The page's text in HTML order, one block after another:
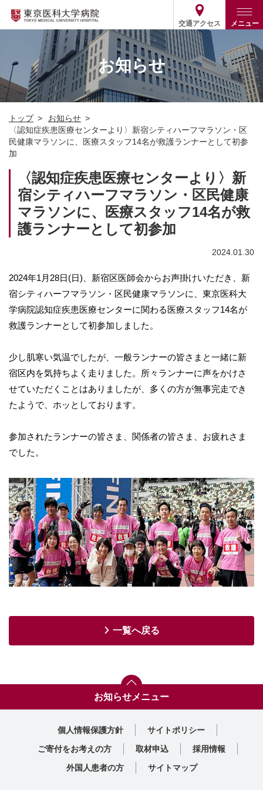
交通アクセス メニュー
トップ
外来・入院案内
外来
入院
患者支援・相談窓口
各種ご案内
診療部門案内
診療部門案内一覧
医師・歯科医師等情報検索
病院案内
基本情報
統計・データ・情報公開
外部評価
医療関係の方
医療連携
その他 03-3342-6111(代表)
お知らせ
トップ
お知らせ
〈認知症疾患医療センターより〉新宿シティハーフマラソン・区
民健康マラソンに、医療スタッフ14名が救護ランナーとして初参
加
〈認知症疾患医療センターより〉新
宿シティハーフマラソン・区民健康
マラソンに、医療スタッフ14名が救
護ランナーとして初参加
2024.01.30
2024年1月28日(日)、新宿区医師会からお声掛けいただき、新
宿シティハーフマラソン・区民健康マラソンに、東京医科大
学病院認知症疾患医療センターに関わる医療スタッフ14名が
救護ランナーとして初参加しました。
少し肌寒い気温でしたが、一般ランナーの皆さまと一緒に新
宿区内を気持ちよく走りました。所々ランナーに声をかけさ
せていただくことはありましたが、多くの方が無事完走でき
たようで、ホッとしております。
参加されたランナーの皆さま、関係者の皆さま、お疲れさま
でした。
一覧へ戻る
お知らせメニュー
個人情報保護方針
サイトポリシー
ご寄付をお考えの方
取材申込
採用情報
外国人患者の方
サイトマップ